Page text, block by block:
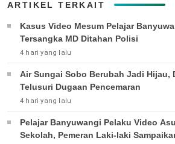
ARTIKEL TERKAIT
Kasus Video Mesum Pelajar
Tersangka MD Ditahan Polisi
4 hari yang lalu
Air Sungai Sobo Berubah Jadi Hijau,
Telusuri Dugaan Pencemaran
4 hari yang lalu
Pelajar Banyuwangi Pelaku Video
Sekolah, Pemeran Laki-laki